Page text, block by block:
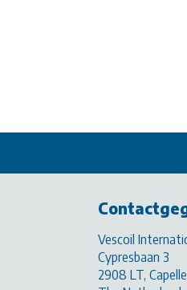
Vescoil
Cypresbaan 3
2908 LT, Capelle